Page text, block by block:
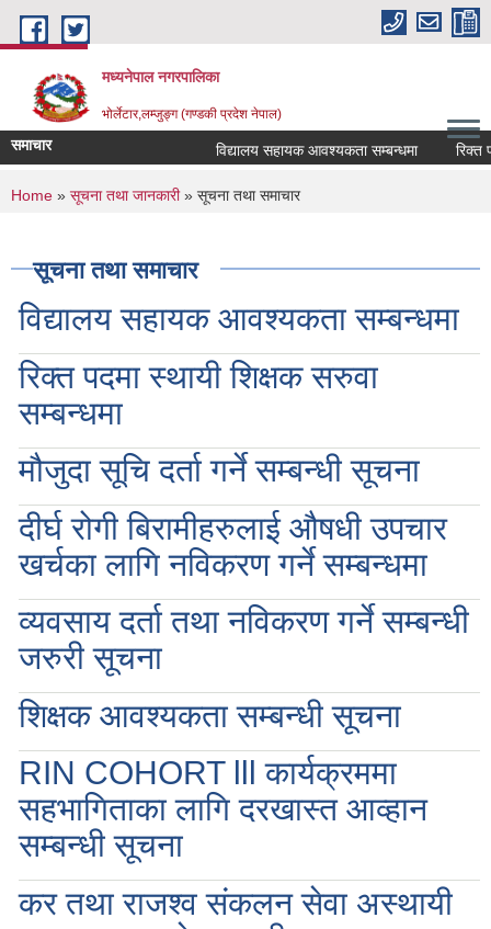
Skip to main content
मध्यनेपाल नगरपालिका
भोर्लेटार,लम्जुङ्ग (गण्डकी प्रदेश नेपाल)
समाचार विद्यालय सहायक आवश्यकता सम्बन्धमा रिक्त
You are here
Home » सूचना तथा जानकारी» सूचना तथा समाचार
सूचना तथा समाचार
विद्यालय सहायक आवश्यकता सम्बन्धमा
रिक्त पदमा स्थायी शिक्षक सरुवा
सम्बन्धमा
मौजुदा सूचि दर्ता गर्ने सम्बन्धी सूचना
दीर्घ रोगी बिरामीहरुलाई औषधी उपचार
खर्चका लागि नविकरण गर्ने सम्बन्धमा
व्यवसाय दर्ता तथा नविकरण गर्ने सम्बन्धी
जरुरी सूचना
शिक्षक आवश्यकता सम्बन्धी सूचना
RIN COHORT lll कार्यक्रममा
सहभागिताका लागि दरखास्त आव्हान
सम्बन्धी सूचना
कर तथा राजश्व संकलन सेवा अस्थायी